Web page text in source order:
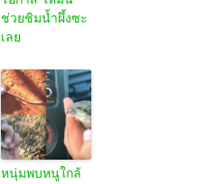
ช่วยชิมน้ำผึ้งซะ
เลย
หนุ่มพบหนูใกล้